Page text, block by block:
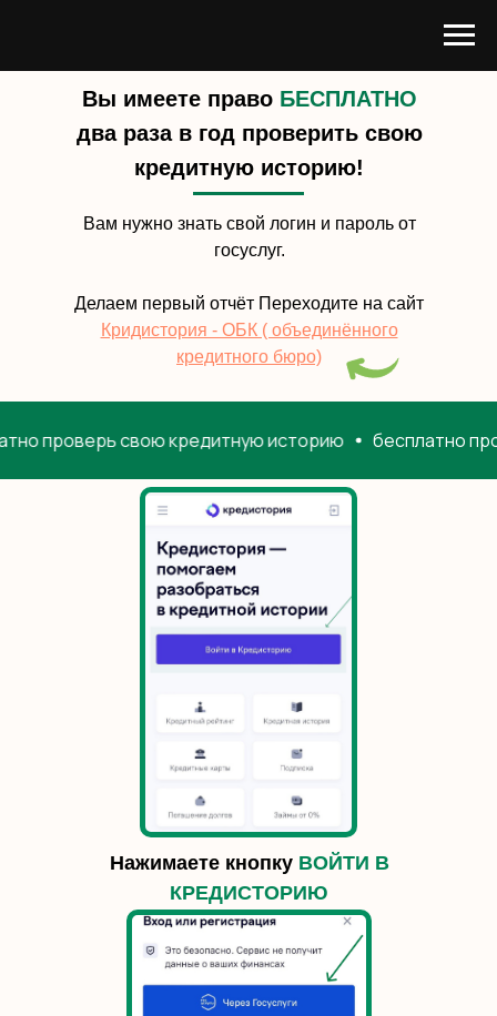
Вы имеете право БЕСПЛАТНО
два раза в год проверить свою
кредитную историю!
Вам нужно знать свой логин и пароль от
госуслуг.
Делаем первый отчёт Переходите на сайт
Кридистория - ОБК ( объединённого
кредитного бюро)
свою кредитную историю бесплатно
Нажимаете кнопку ВОЙТИ В
КРЕДИСТОРИЮ